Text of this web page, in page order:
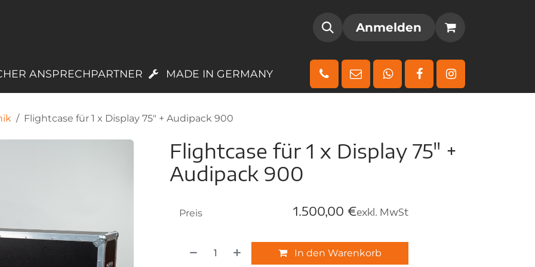
REGISTRIEREN
Anmelden
ANSPRECHPARTNER MADE IN GERMANY
Flightcase für 1 x Display 75" + Audipack 900
Flightcase für 1 x Display 75" +
Audipack 900
In den Warenkorb
Preis 1.500,00 €exkl. MwSt